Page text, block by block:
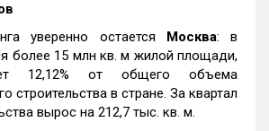
уверенно остается Москва: в
более 15 млн кв. м жилой площади,
12,12% от общего объема
строительства в стране. За квартал
вырос на 212,7 тыс. кв. м.